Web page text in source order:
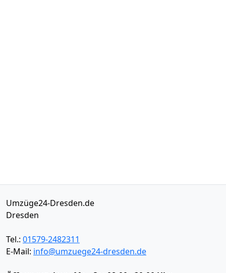
Umzüge24-Dresden.de
Dresden
Tel.: 01579-2482311
E-Mail: info@umzuege24-dresden.de